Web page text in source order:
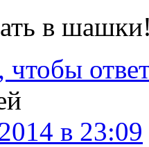
в
в 23:09